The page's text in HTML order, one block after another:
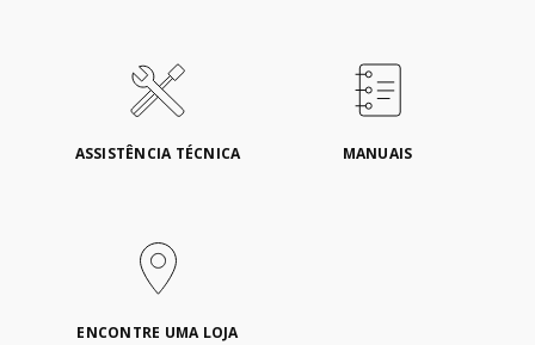
ASSISTÊNCIA TÉCNICA MANUAIS
ENCONTRE UMA LOJA